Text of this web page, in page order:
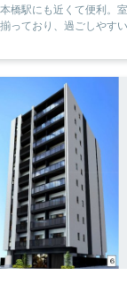
橋駅にも近くて便利。
っており、過ごしやす